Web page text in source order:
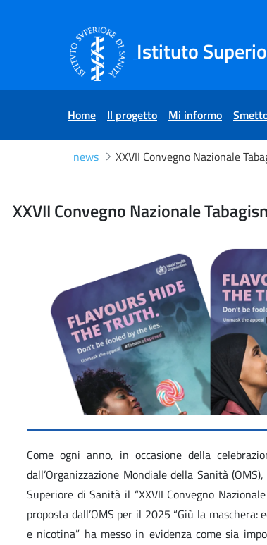
Istituto
Home Il progetto Mi informo
news
XXVII Convegno
XXVII Convegno Nazionale
Come ogni anno, in occasione della
dall’Organizzazione Mondiale della Sanità
Superiore di Sanità il “XXVII Convegno
proposta dall’OMS per il 2025 “Giù la
e nicotina” ha messo in evidenza come sia